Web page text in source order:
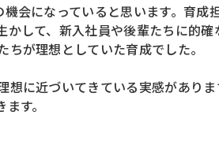
会になっていると思います。育成
して、新入社員や後輩たちに的確
が理想としていた育成でした。
に近づいてきている実感があり
す。